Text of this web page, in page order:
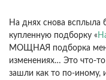
На днях снова всплыла
купленную подборку «
МОЩНАЯ подборка
изменениях… Это что-
зашли как то по-иному,